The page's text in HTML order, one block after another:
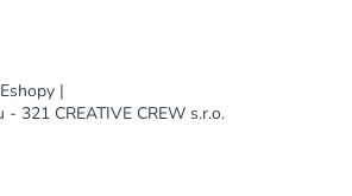
|
- 321 CREATIVE CREW s.r.o.